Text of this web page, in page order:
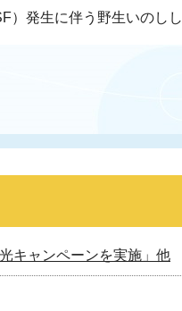
る
）発生に伴う野生いのし
キャンペーンを実施」他